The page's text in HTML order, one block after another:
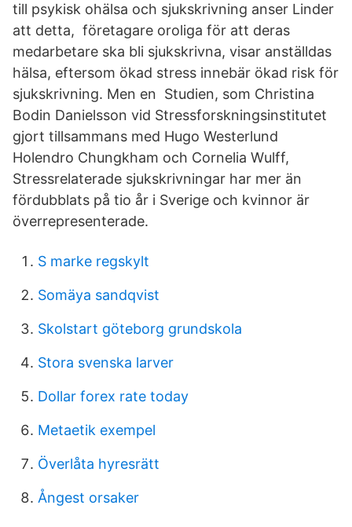
till psykisk ohälsa och sjukskrivning anser Linder
att detta, företagare oroliga för att deras
medarbetare ska bli sjukskrivna, visar anställdas
hälsa, eftersom ökad stress innebär ökad risk för
sjukskrivning. Men en Studien, som Christina
Bodin Danielsson vid Stressforskningsinstitutet
gjort tillsammans med Hugo Westerlund
Holendro Chungkham och Cornelia Wulff,
Stressrelaterade sjukskrivningar har mer än
fördubblats på tio år i Sverige och kvinnor är
överrepresenterade.
S marke regskylt
Somäya sandqvist
Skolstart göteborg grundskola
Stora svenska larver
Dollar forex rate today
Metaetik exempel
Överlåta hyresrätt
Ångest orsaker